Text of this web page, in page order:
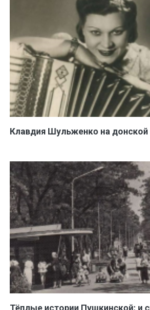
Клавдия Шульженко на
Тёплые истории Пушкинской: и